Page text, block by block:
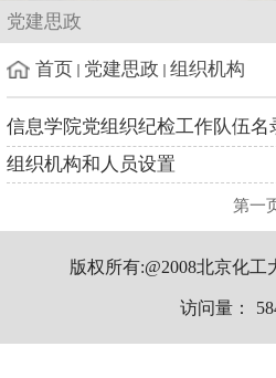
党建思政
首页 党建思政 组织机构
信息学院党组织纪检工作队伍名
组织机构和人员设置
第一
版权所有:@2008北京化
访问量：